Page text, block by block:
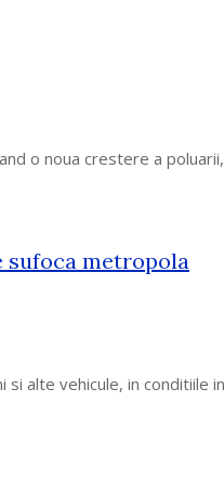
o noua crestere a
metropola
alte vehicule, in conditiile